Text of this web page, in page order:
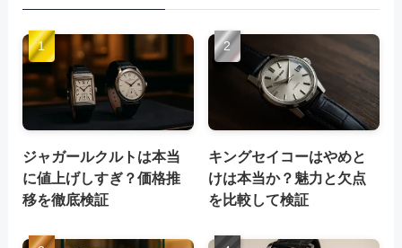
ジャガールクルトは本当
に値上げしすぎ？価格推
移を徹底検証
キングセイコーはやめと
けは本当か？魅力と欠点
を比較して検証